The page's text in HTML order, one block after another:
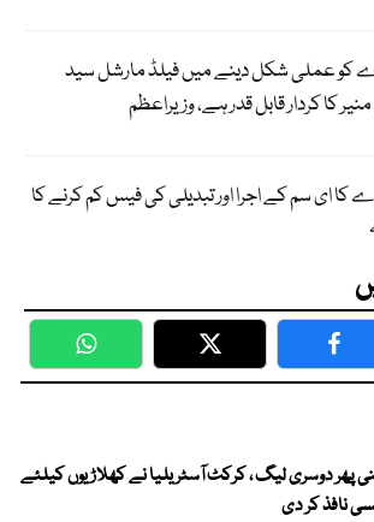
کو عملی شکل دینے میں فیلڈ مارشل سید
کا کردار قابل قدر ہے، وزیراعظم
کا ای سم کے اجرا اور تبدیلی کی فیس کم کرنے کا
WhatsApp Twitter
پھر دوسری لیگ ، کرکٹ آسٹریلیا نے کھلاڑیوں کیلئے
نافذ کر دی